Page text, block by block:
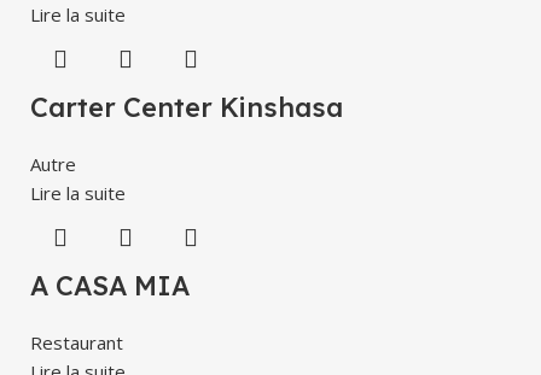
Lire la suite
Carter Center Kinshasa
Autre
Lire la suite
A CASA MIA
Restaurant